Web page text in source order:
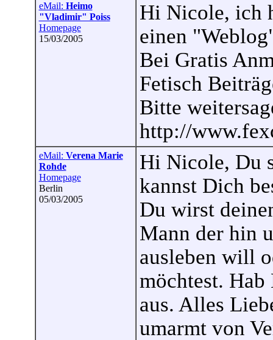
eMail: Heimo
"Vladimir" Poiss
Homepage
15/03/2005
Hi Nicole, ich
einen
Bei Gratis
Fetisch
Bitte
http://
eMail: Verena Marie
Rohde
Homepage
Berlin
05/03/2005
Hi Nicole, Du
kannst Dich
Du wirst
Mann der hin
ausleben will
möchtest.
aus. Alles
umarmt von